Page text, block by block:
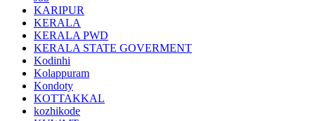
KARIPUR
KERALA
KERALA PWD
KERALA STATE GOVERMENT
Kodinhi
Kolappuram
Kondoty
KOTTAKKAL
kozhikode